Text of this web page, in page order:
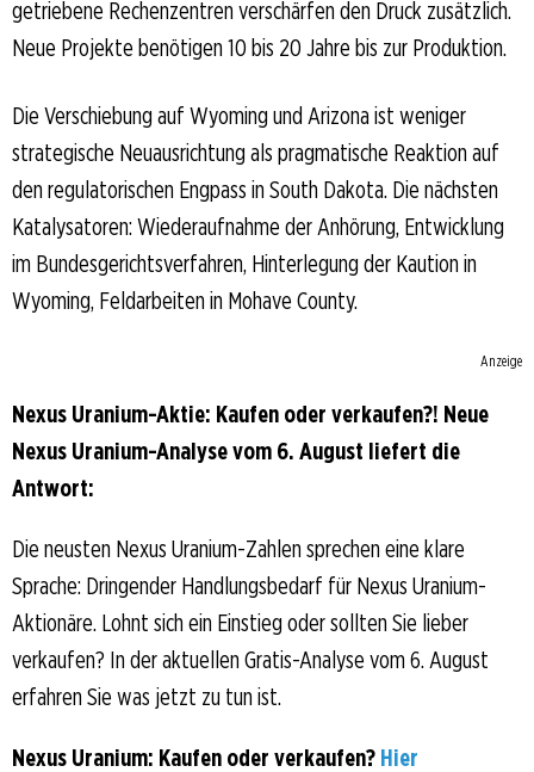
getriebene Rechenzentren verschärfen den Druck zusätzlich.
Neue Projekte benötigen 10 bis 20 Jahre bis zur Produktion.
Die Verschiebung auf Wyoming und Arizona ist weniger
strategische Neuausrichtung als pragmatische Reaktion auf
den regulatorischen Engpass in South Dakota. Die nächsten
Katalysatoren: Wiederaufnahme der Anhörung, Entwicklung
im Bundesgerichtsverfahren, Hinterlegung der Kaution in
Wyoming, Feldarbeiten in Mohave County.
Anzeige
Nexus Uranium-Aktie: Kaufen oder verkaufen?! Neue
Nexus Uranium-Analyse vom 6. August liefert die
Antwort:
Die neusten Nexus Uranium-Zahlen sprechen eine klare
Sprache: Dringender Handlungsbedarf für Nexus Uranium-
Aktionäre. Lohnt sich ein Einstieg oder sollten Sie lieber
verkaufen? In der aktuellen Gratis-Analyse vom 6. August
erfahren Sie was jetzt zu tun ist.
Nexus Uranium: Kaufen oder verkaufen? Hier